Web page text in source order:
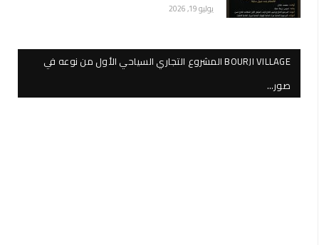
يوليو 19, 2026
BOURJI VILLAGE المشروع التجاري السياحي الأول من نوعه في
صور…